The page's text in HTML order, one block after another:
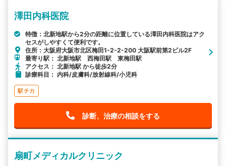
澤田内科医院
特徴：北新地駅から2分の距離に位置している澤田内科医院はアク
セスがしやすくて便利です。
住所：大阪府大阪市北区梅田1-2-2-200 大阪駅前第2ビル2F
最寄り駅： 北新地駅 西梅田駅 東梅田駅
アクセス： 北新地駅 から徒歩2分
診療科目： 内科/皮膚科/放射線科/小児科
駅チカ
診断、治療の相談をする
扇町メディカルクリニック